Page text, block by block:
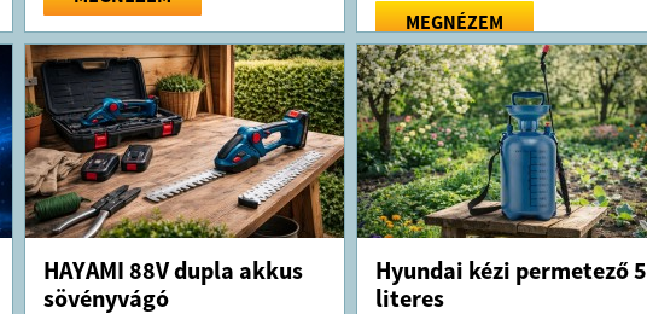
MEGNÉZEM
HAYAMI 88V dupla akkus
sövényvágó
Hyundai kézi permetező 5
literes